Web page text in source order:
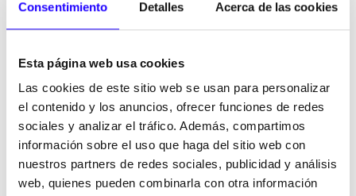
Consentimiento Detalles Acerca de las cookies
Esta página web usa cookies
Las cookies de este sitio web se usan para personalizar
el contenido y los anuncios, ofrecer funciones de redes
sociales y analizar el tráfico. Además, compartimos
información sobre el uso que haga del sitio web con
nuestros partners de redes sociales, publicidad y análisis
web, quienes pueden combinarla con otra información
Franquicia MásQMenos
MásQMenos cumple todos los requisitos que hemos
detallado anteriormente, ofrece una gran variedad de
productos y en un horario muy amplio.
Podría parecer complicado ofrecer a nuestros clientes una
carta que abarque desde desayunos a cenas, pero es
muy sencillo gracias a que la elaboración de los productos
es muy fácil y a que no es necesario tener salida de